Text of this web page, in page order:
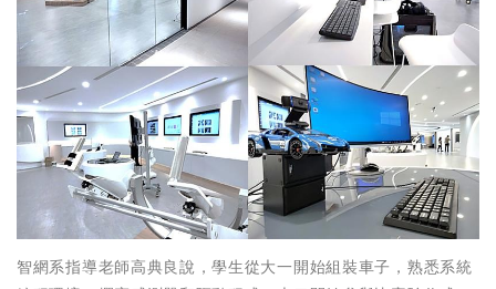
智網系指導老師高典良說，學生從大一開始組裝車子，熟悉系統